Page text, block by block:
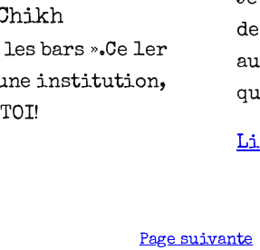
les bars ».Ce 1er
une institution,
Page suivante